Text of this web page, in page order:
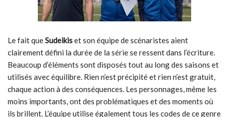
Le fait queSudeikiset son équipe de scénaristes aient
clairement défini la durée de la série se ressent dans l’écriture.
Beaucoup d’éléments sont disposés tout au long des saisons et
utilisés avec équilibre. Rien n’est précipité et rien n’est gratuit,
chaque action à des conséquences. Les personnages, même les
moins importants, ont des problématiques et des moments où
ils brillent. L’équipe utilise également tous les codes de ce genre